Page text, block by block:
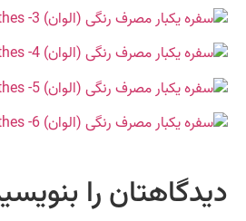
دیدگاهتان را بنویسید